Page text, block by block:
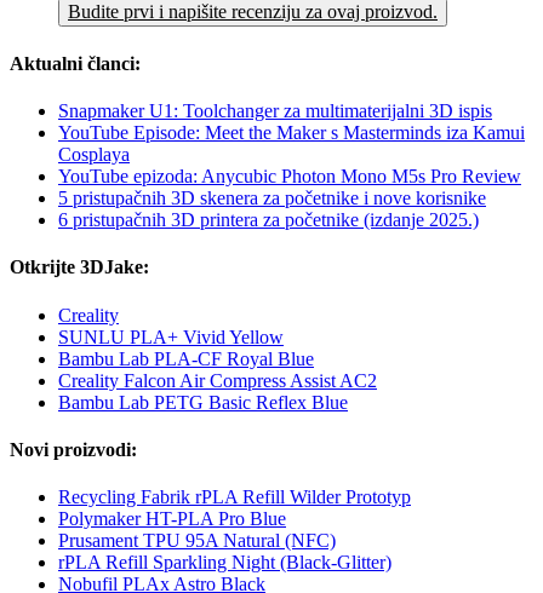
Budite prvi i napišite recenziju za ovaj proizvod.
Aktualni članci:
Snapmaker U1: Toolchanger za multimaterijalni 3D ispis
YouTube Episode: Meet the Maker s Masterminds iza Kamui
Cosplaya
YouTube epizoda: Anycubic Photon Mono M5s Pro Review
5 pristupačnih 3D skenera za početnike i nove korisnike
6 pristupačnih 3D printera za početnike (izdanje 2025.)
Otkrijte 3DJake:
Creality
SUNLU PLA+ Vivid Yellow
Bambu Lab PLA-CF Royal Blue
Creality Falcon Air Compress Assist AC2
Bambu Lab PETG Basic Reflex Blue
Novi proizvodi:
Recycling Fabrik rPLA Refill Wilder Prototyp
Polymaker HT-PLA Pro Blue
Prusament TPU 95A Natural (NFC)
rPLA Refill Sparkling Night (Black-Glitter)
Nobufil PLAx Astro Black